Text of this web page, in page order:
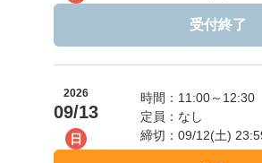
受付終了
2026
09/13
日
時間：11:00～12:30
定員：なし
締切：09/12(土)